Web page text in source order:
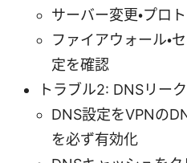
サーバー変更・プロ
ファイアウォール・
定を確認
トラブル2: DNSリー
DNS設定をVPNの
を必ず有効化